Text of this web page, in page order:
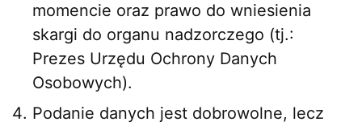
momencie oraz prawo do wniesienia
skargi do organu nadzorczego (tj.:
Prezes Urzędu Ochrony Danych
Osobowych).
Podanie danych jest dobrowolne, lecz